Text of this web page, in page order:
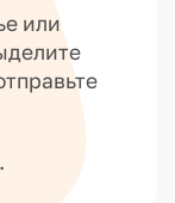
или